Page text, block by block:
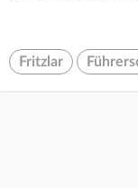
Fritzlar